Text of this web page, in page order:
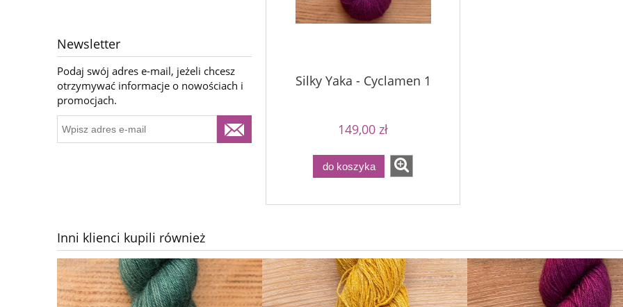
Newsletter
Podaj swój adres e-mail, jeżeli chcesz
otrzymywać informacje o nowościach i
promocjach.
Silky Yaka - Cyclamen 1
149,00 zł
do koszyka
Inni klienci kupili również